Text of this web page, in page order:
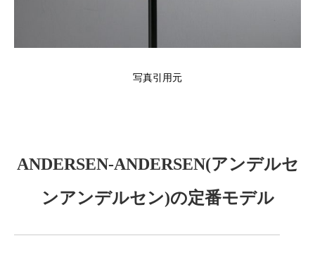
写真引用元
ANDERSEN-ANDERSEN(アンデルセ
ンアンデルセン)の定番モデル